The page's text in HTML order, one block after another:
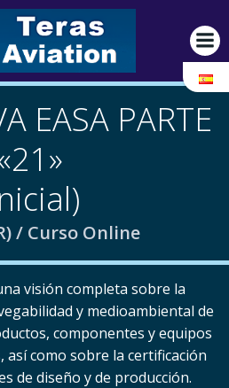
Saltar
al
contenido
EASA PARTE
/ Curso Online
visión completa sobre la
y medioambiental de
componentes y equipos
así como sobre la certificación
de diseño y de producción.